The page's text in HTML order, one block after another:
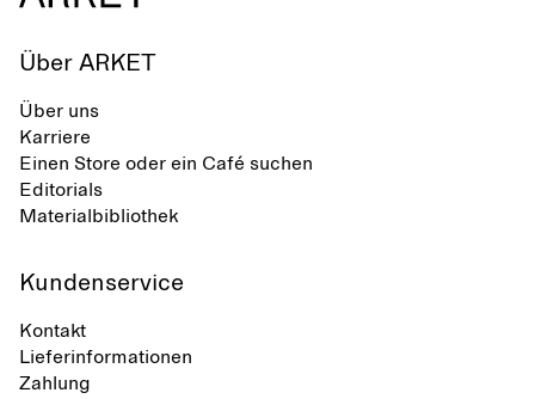
Über ARKET
Über uns
Karriere
Einen Store oder ein Café suchen
Editorials
Materialbibliothek
Kundenservice
Kontakt
Lieferinformationen
Zahlung